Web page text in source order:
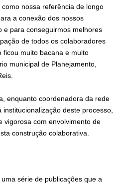
nossa referência de longo
a conexão dos nossos
e para conseguirmos melhores
de todos os colaboradores
ficou muito bacana e muito
municipal de Planejamento,
enquanto coordenadora da rede
deste processo,
vigorosa com envolvimento de
construção colaborativa.
série de publicações que a